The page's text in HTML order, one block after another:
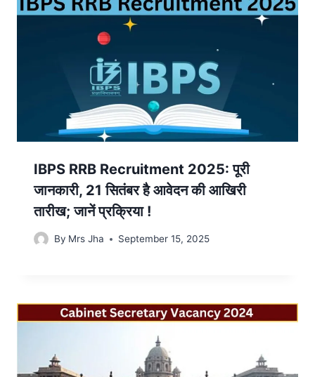
IBPS RRB Recruitment 2025: पूरी
जानकारी, 21 सितंबर है आवेदन की आखिरी
तारीख; जानें प्रक्रिया !
By Mrs Jha September 15, 2025